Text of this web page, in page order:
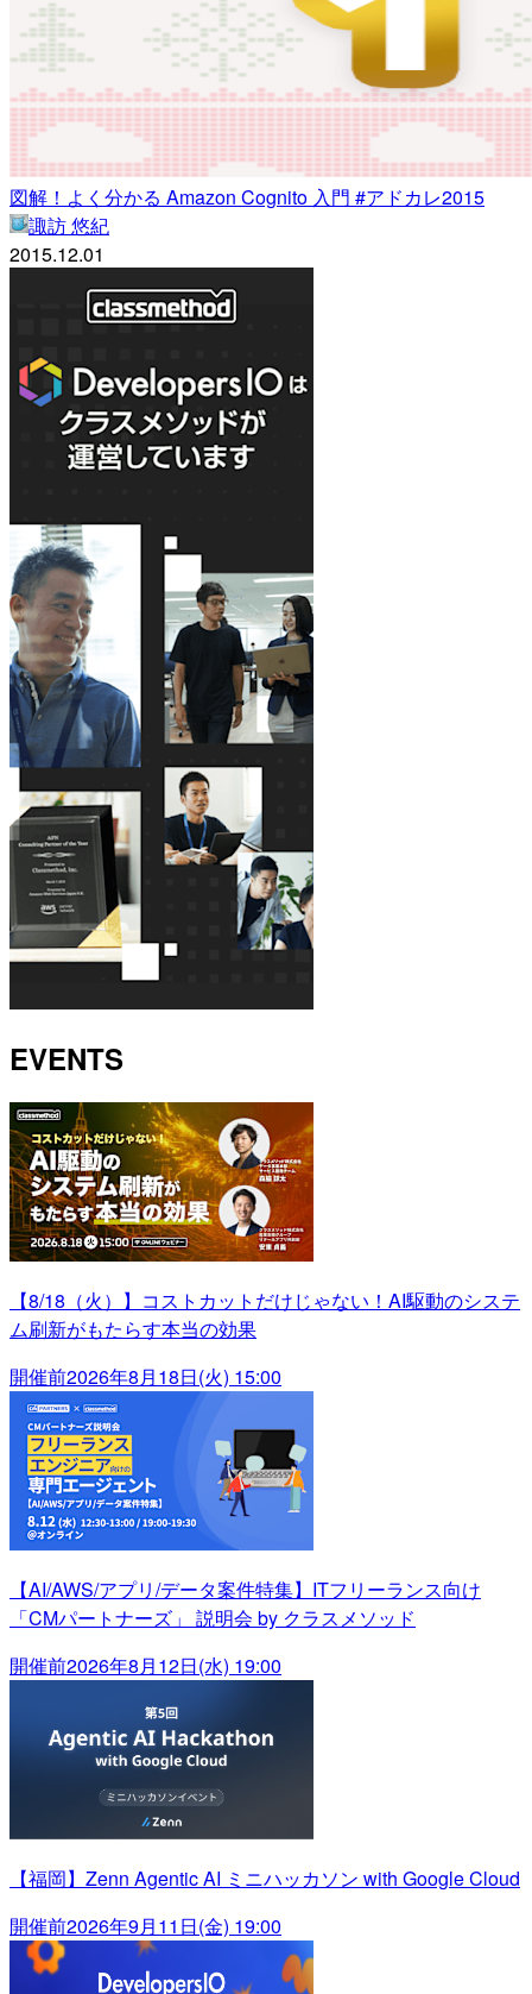
図解！よく分かる Amazon Cognito 入門 #アドカレ2015
諏訪 悠紀
2015.12.01
EVENTS
【8/18（火）】コストカットだけじゃない！AI駆動のシステ
ム刷新がもたらす本当の効果
開催前2026年8月18日(火) 15:00
【AI/AWS/アプリ/データ案件特集】ITフリーランス向け
「CMパートナーズ」 説明会 by クラスメソッド
開催前2026年8月12日(水) 19:00
【福岡】Zenn Agentic AI ミニハッカソン with Google Cloud
開催前2026年9月11日(金) 19:00